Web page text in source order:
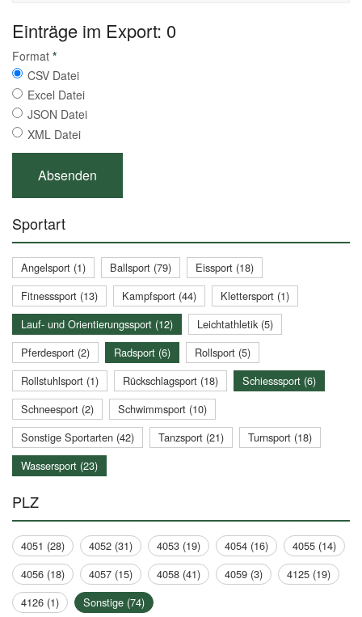
Einträge im Export: 0
Format *
CSV Datei
Excel Datei
JSON Datei
XML Datei
Sportart
Angelsport (1) Ballsport (79)
Eissport (18)
Fitnesssport (13)
Kampfsport (44)
Klettersport (1)
Lauf- und Orientierungssport (12)
Leichtathletik (5)
Pferdesport (2)
Radsport (6)
Rollsport (5)
Rollstuhlsport (1)
Rückschlagsport (18)
Schiesssport (6)
Schneesport (2)
Schwimmsport (10)
Sonstige Sportarten (42)
Tanzsport (21)
Turnsport (18)
Wassersport (23)
PLZ
4051 (28) 4052 (31) 4053 (19) 4054 (16)
4055 (14)
4056 (18)
4057 (15) 4058 (41) 4059 (3)
4125 (19)
4126 (1)
Sonstige (74)